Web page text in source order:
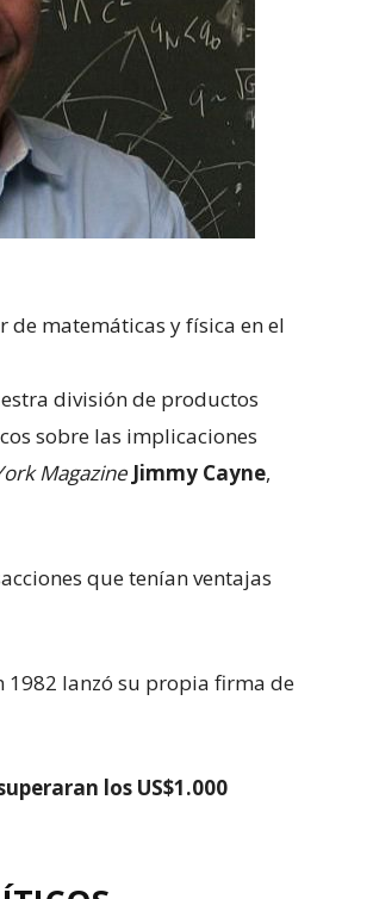
de matemáticas y física en el
división de productos
sobre las implicaciones
Magazine Jimmy Cayne,
que tenían ventajas
1982 lanzó su propia firma de
los US$1.000